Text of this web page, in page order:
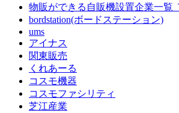
物販ができる自販機設置企業一覧
bordstation(ボードステーション)
ums
アイナス
関東販売
くれあーる
コスモ機器
コスモファシリティ
芝江産業